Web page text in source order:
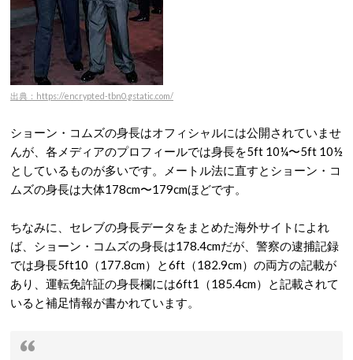
出典：https://encrypted-tbn0.gstatic.com/
ショーン・コムズの身長はオフィシャルには公開されていませ
んが、各メディアのプロフィールでは身長を5ft 10¼〜5ft 10½
としているものが多いです。メートル法に直すとショーン・コ
ムズの身長は大体178cm〜179cmほどです。
ちなみに、セレブの身長データをまとめた海外サイトによれ
ば、ショーン・コムズの身長は178.4cmだが、警察の逮捕記録
では身長5ft10（177.8cm）と6ft（182.9cm）の両方の記載が
あり、運転免許証の身長欄には6ft1（185.4cm）と記載されて
いると補足情報が書かれています。